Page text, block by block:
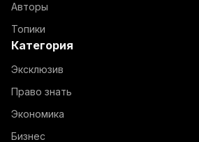
Авторы
Топики
Категория
Эксклюзив
Право знать
Экономика
Бизнес